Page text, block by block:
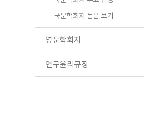
- 국문학회지 논문 보기
영문학회지
연구윤리규정